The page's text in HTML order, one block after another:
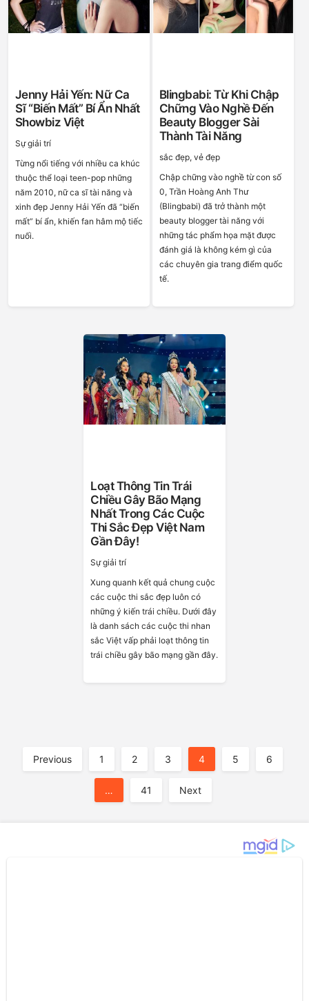
Jenny Hải Yến: Nữ Ca
Sĩ “biến Mất” Bí Ẩn Nhất
Showbiz Việt
Sự giải trí
Từng nổi tiếng với nhiều ca khúc
thuộc thể loại teen-pop những
năm 2010, nữ ca sĩ tài năng và
xinh đẹp Jenny Hải Yến đã “biến
mất” bí ẩn, khiến fan hâm mộ tiếc
nuối.
Blingbabi: Từ Khi Chập
Chững Vào Nghề Đến
Beauty Blogger Sài
Thành Tài Năng
sắc đẹp, vẻ đẹp
Chập chững vào nghề từ con số
0, Trần Hoàng Anh Thư
(Blingbabi) đã trở thành một
beauty blogger tài năng với
những tác phẩm họa mặt được
đánh giá là không kém gì của
các chuyên gia trang điểm quốc
tế.
Loạt Thông Tin Trái
Chiều Gây Bão Mạng
Nhất Trong Các Cuộc
Thi Sắc Đẹp Việt Nam
Gần Đây!
Sự giải trí
Xung quanh kết quả chung cuộc
các cuộc thi sắc đẹp luôn có
những ý kiến trái chiều. Dưới đây
là danh sách các cuộc thi nhan
sắc Việt vấp phải loạt thông tin
trái chiều gây bão mạng gần đây.
Previous 1 2 3 4 5 6
… 41 Next